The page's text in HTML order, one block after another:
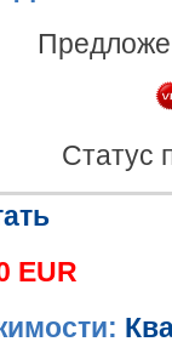
Статус
EUR